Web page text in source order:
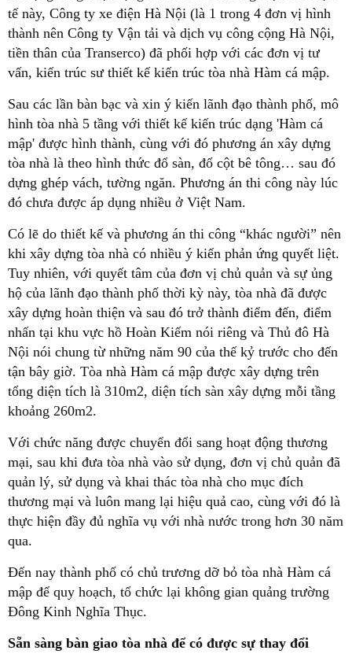
tế này, Công ty xe điện Hà Nội (là 1 trong 4 đơn vị hình
thành nên Công ty Vận tải và dịch vụ công cộng Hà Nội,
tiền thân của Transerco) đã phối hợp với các đơn vị tư
vấn, kiến trúc sư thiết kế kiến trúc tòa nhà Hàm cá mập.
Sau các lần bàn bạc và xin ý kiến lãnh đạo thành phố, mô
hình tòa nhà 5 tầng với thiết kế kiến trúc dạng 'Hàm cá
mập' được hình thành, cùng với đó phương án xây dựng
tòa nhà là theo hình thức đổ sàn, đổ cột bê tông… sau đó
dựng ghép vách, tường ngăn. Phương án thi công này lúc
đó chưa được áp dụng nhiều ở Việt Nam.
Có lẽ do thiết kế và phương án thi công “khác người” nên
khi xây dựng tòa nhà có nhiều ý kiến phản ứng quyết liệt.
Tuy nhiên, với quyết tâm của đơn vị chủ quản và sự ủng
hộ của lãnh đạo thành phố thời kỳ này, tòa nhà đã được
xây dựng hoàn thiện và sau đó trở thành điểm đến, điểm
nhấn tại khu vực hồ Hoàn Kiếm nói riêng và Thủ đô Hà
Nội nói chung từ những năm 90 của thế kỷ trước cho đến
tận bây giờ. Tòa nhà Hàm cá mập được xây dựng trên
tổng diện tích là 310m2, diện tích sàn xây dựng mỗi tầng
khoảng 260m2.
Với chức năng được chuyển đổi sang hoạt động thương
mại, sau khi đưa tòa nhà vào sử dụng, đơn vị chủ quản đã
quản lý, sử dụng và khai thác tòa nhà cho mục đích
thương mại và luôn mang lại hiệu quả cao, cùng với đó là
thực hiện đầy đủ nghĩa vụ với nhà nước trong hơn 30 năm
qua.
Đến nay thành phố có chủ trương dỡ bỏ tòa nhà Hàm cá
mập để quy hoạch, tổ chức lại không gian quảng trường
Đông Kinh Nghĩa Thục.
Sẵn sàng bàn giao tòa nhà để có được sự thay đổi